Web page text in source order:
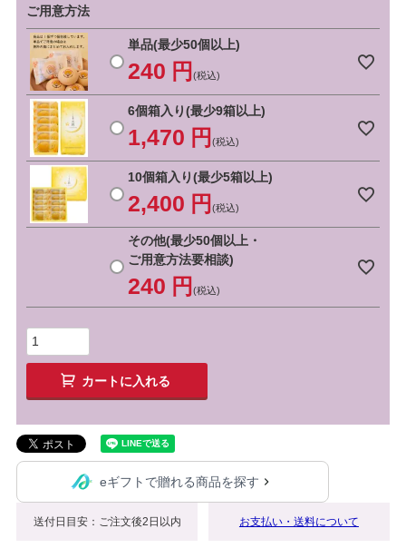
)
ご用意方法
単品(最少50個以上)
240 税込
6個箱入り(最少9箱以上)
1,470 税込
10個箱入り(最少5箱以上)
2,400 税込
その他(最少50個以上・
ご用意方法要相談)
240 税込
カートに入れる
eギフトで贈れる商品を探す
送付日目安：ご注文後2日以内 お支払い・送料について